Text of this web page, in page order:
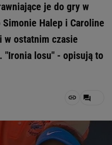
je do gry w
Halep i Caroline
w ostatnim czasie
"Ironia losu" - opisują to